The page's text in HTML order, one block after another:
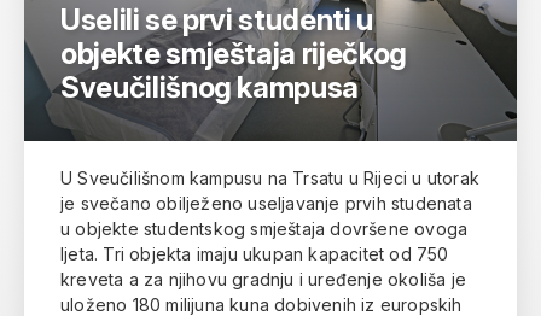
Uselili se prvi studenti u
objekte smještaja riječkog
Sveučilišnog kampusa
U Sveučilišnom kampusu na Trsatu u Rijeci u utorak
je svečano obilježeno useljavanje prvih studenata
u objekte studentskog smještaja dovršene ovoga
ljeta. Tri objekta imaju ukupan kapacitet od 750
kreveta a za njihovu gradnju i uređenje okoliša je
uloženo 180 milijuna kuna dobivenih iz europskih